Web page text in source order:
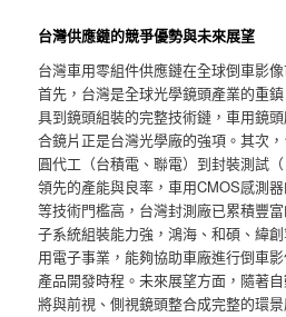
台灣供應鏈的競爭優勢與未來展望
台灣車用零組件供應鏈在全球倒車影
首先，台灣是全球光學鏡頭產業的重
具到鏡頭組裝的完整技術鏈，車用鏡
合鏡片正是台灣光學廠的強項。其次
圓代工（台積電、聯電）到封裝測試
領先的產能與良率，車用CMOS感測
等技術門檻高，台灣封測廠已累積豐
子系統組裝能力強，鴻海、和碩、緯
用電子事業，能夠協助車廠進行倒車
產品開發時程。未來展望方面，隨著
將與前視、側視鏡頭整合成完整的環